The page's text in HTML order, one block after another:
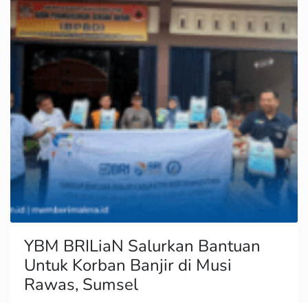
YBM BRILiaN Salurkan Bantuan
Untuk Korban Banjir di Musi
Rawas, Sumsel